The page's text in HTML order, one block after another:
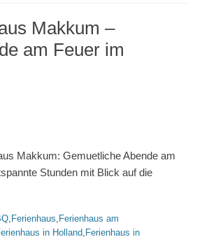
Makkum –
am Feuer im
Makkum: Gemuetliche Abende am
Stunden mit Blick auf die
, Ferienhaus, Ferienhaus am
in Holland, Ferienhaus in